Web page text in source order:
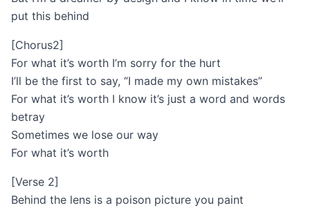
put this behind
[Chorus2]
For what it’s worth I’m sorry for the hurt
I’ll be the first to say, “I made my own mistakes”
For what it’s worth I know it’s just a word and words
betray
Sometimes we lose our way
For what it’s worth
[Verse 2]
Behind the lens is a poison picture you paint